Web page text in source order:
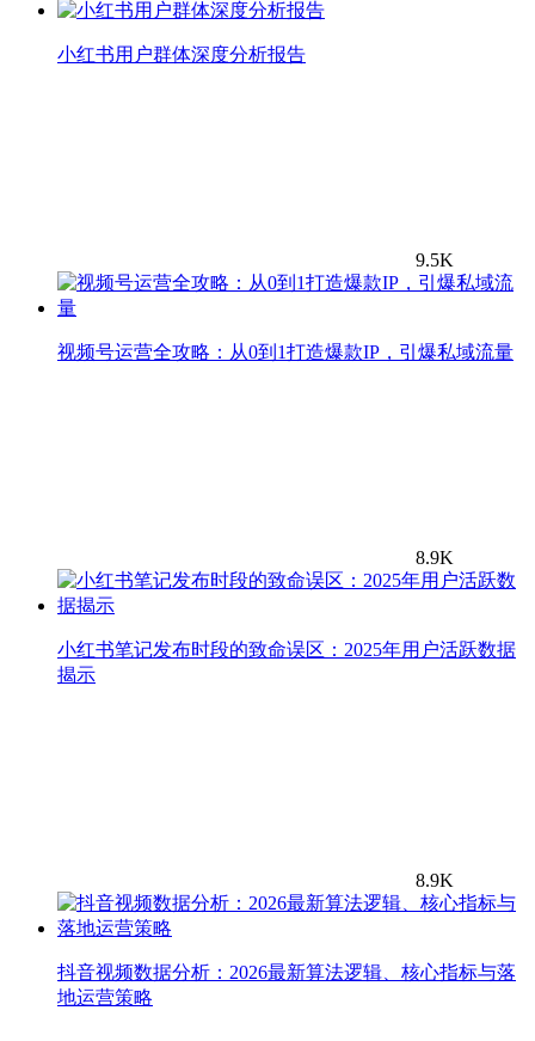
小红书用户群体深度分析报告
9.5K
视频号运营全攻略：从0到1打造爆款IP，引爆私域流量
8.9K
小红书笔记发布时段的致命误区：2025年用户活跃数据
揭示
8.9K
抖音视频数据分析：2026最新算法逻辑、核心指标与落
地运营策略